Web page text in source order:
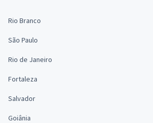
Rio Branco
São Paulo
Rio de Janeiro
Fortaleza
Salvador
Goiânia